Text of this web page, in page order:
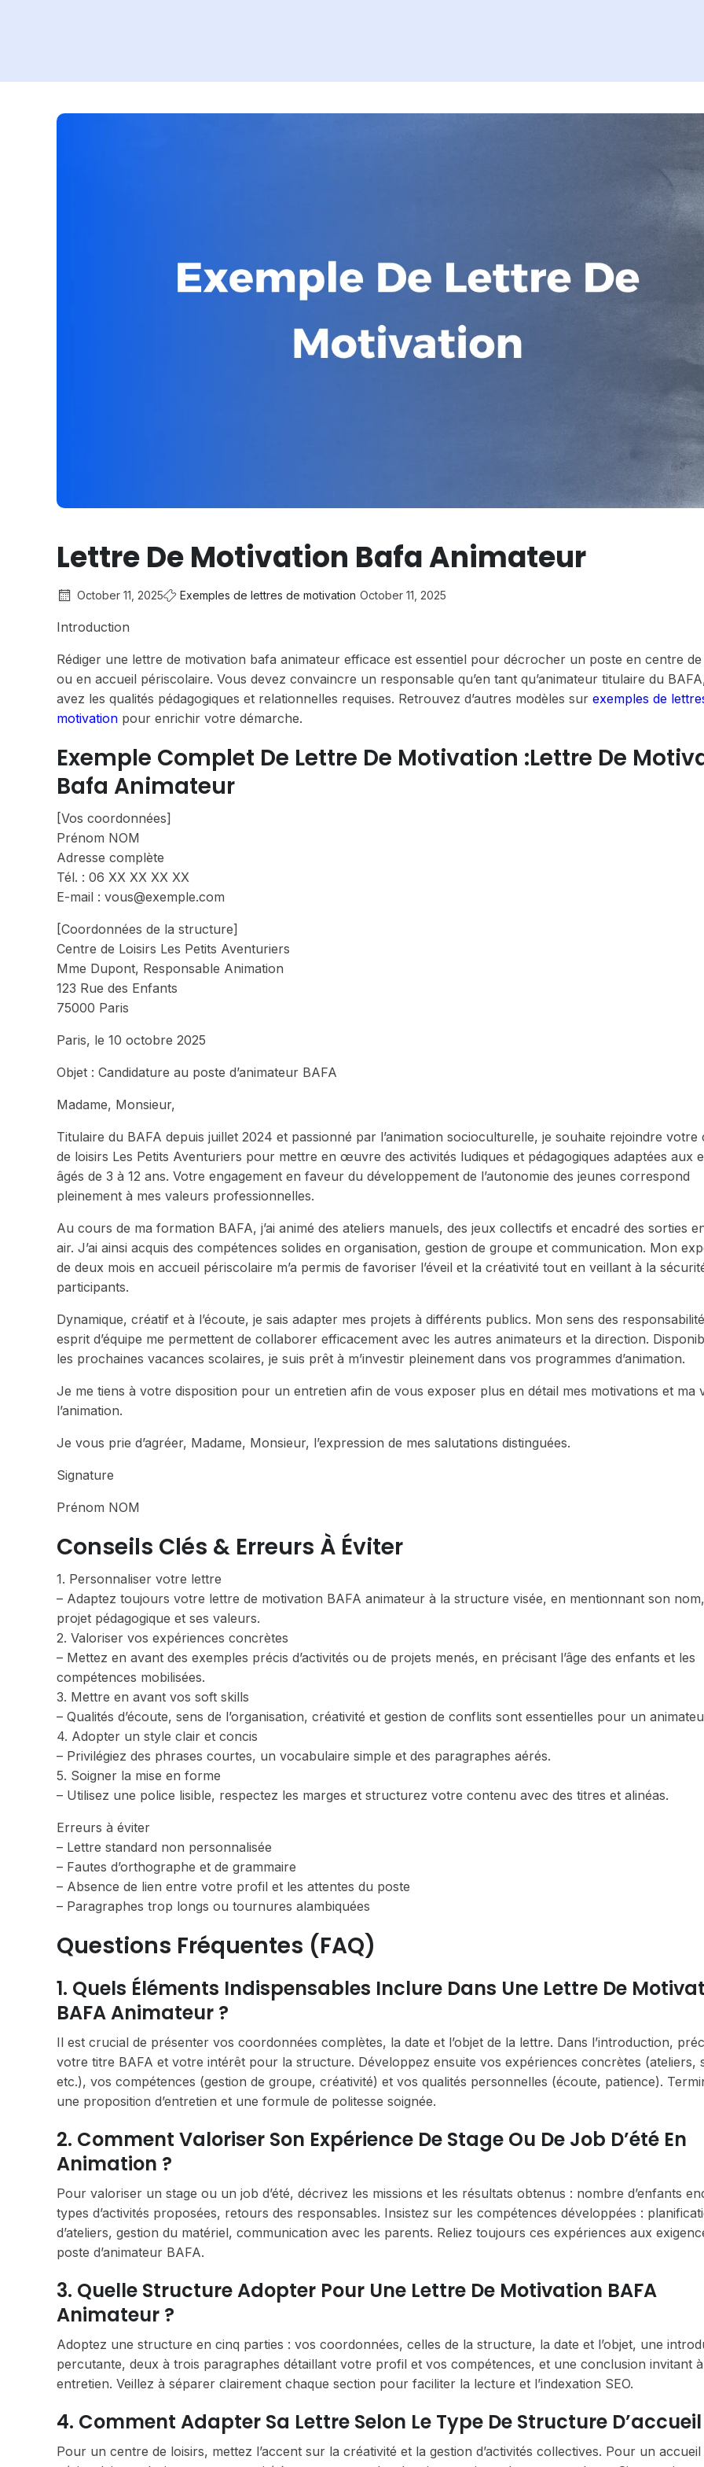
Lettre De Motivation Bafa Animateur
October 11, 2025 Exemples de lettres de motivation October 11, 2025
Introduction
Rédiger une lettre de motivation bafa animateur efficace est essentiel pour décrocher un poste en centre de
ou en accueil périscolaire. Vous devez convaincre un responsable qu’en tant qu’animateur titulaire du
avez les qualités pédagogiques et relationnelles requises. Retrouvez d’autres modèles sur exemples de
motivation pour enrichir votre démarche.
Exemple Complet De Lettre De Motivation :lettre De
Bafa Animateur
[Vos coordonnées]
Prénom NOM
Adresse complète
Tél. : 06 XX XX XX XX
E-mail : vous@exemple.com
[Coordonnées de la structure]
Centre de Loisirs Les Petits Aventuriers
Mme Dupont, Responsable Animation
123 Rue des Enfants
75000 Paris
Paris, le 10 octobre 2025
Objet : Candidature au poste d’animateur BAFA
Madame, Monsieur,
Titulaire du BAFA depuis juillet 2024 et passionné par l’animation socioculturelle, je souhaite rejoindre votre
de loisirs Les Petits Aventuriers pour mettre en œuvre des activités ludiques et pédagogiques adaptées aux
âgés de 3 à 12 ans. Votre engagement en faveur du développement de l’autonomie des jeunes correspond
pleinement à mes valeurs professionnelles.
Au cours de ma formation BAFA, j’ai animé des ateliers manuels, des jeux collectifs et encadré des sorties
air. J’ai ainsi acquis des compétences solides en organisation, gestion de groupe et communication. Mon
de deux mois en accueil périscolaire m’a permis de favoriser l’éveil et la créativité tout en veillant à la
participants.
Dynamique, créatif et à l’écoute, je sais adapter mes projets à différents publics. Mon sens des
esprit d’équipe me permettent de collaborer efficacement avec les autres animateurs et la direction.
les prochaines vacances scolaires, je suis prêt à m’investir pleinement dans vos programmes d’animation.
Je me tiens à votre disposition pour un entretien afin de vous exposer plus en détail mes motivations et ma
l’animation.
Je vous prie d’agréer, Madame, Monsieur, l’expression de mes salutations distinguées.
Signature
Prénom NOM
Conseils Clés & Erreurs À Éviter
1. Personnaliser votre lettre
– Adaptez toujours votre lettre de motivation BAFA animateur à la structure visée, en mentionnant son
projet pédagogique et ses valeurs.
2. Valoriser vos expériences concrètes
– Mettez en avant des exemples précis d’activités ou de projets menés, en précisant l’âge des enfants et les
compétences mobilisées.
3. Mettre en avant vos soft skills
– Qualités d’écoute, sens de l’organisation, créativité et gestion de conflits sont essentielles pour un
4. Adopter un style clair et concis
– Privilégiez des phrases courtes, un vocabulaire simple et des paragraphes aérés.
5. Soigner la mise en forme
– Utilisez une police lisible, respectez les marges et structurez votre contenu avec des titres et alinéas.
Erreurs à éviter
– Lettre standard non personnalisée
– Fautes d’orthographe et de grammaire
– Absence de lien entre votre profil et les attentes du poste
– Paragraphes trop longs ou tournures alambiquées
Questions Fréquentes (FAQ)
1. Quels Éléments Indispensables Inclure Dans Une Lettre De
BAFA Animateur ?
Il est crucial de présenter vos coordonnées complètes, la date et l’objet de la lettre. Dans l’introduction,
votre titre BAFA et votre intérêt pour la structure. Développez ensuite vos expériences concrètes (ateliers,
etc.), vos compétences (gestion de groupe, créativité) et vos qualités personnelles (écoute, patience).
une proposition d’entretien et une formule de politesse soignée.
2. Comment Valoriser Son Expérience De Stage Ou De Job D’été En
Animation ?
Pour valoriser un stage ou un job d’été, décrivez les missions et les résultats obtenus : nombre d’enfants
types d’activités proposées, retours des responsables. Insistez sur les compétences développées :
d’ateliers, gestion du matériel, communication avec les parents. Reliez toujours ces expériences aux
poste d’animateur BAFA.
3. Quelle Structure Adopter Pour Une Lettre De Motivation BAFA
Animateur ?
Adoptez une structure en cinq parties : vos coordonnées, celles de la structure, la date et l’objet, une
percutante, deux à trois paragraphes détaillant votre profil et vos compétences, et une conclusion invitant
entretien. Veillez à séparer clairement chaque section pour faciliter la lecture et l’indexation SEO.
4. Comment Adapter Sa Lettre Selon Le Type De Structure D’accueil
Pour un centre de loisirs, mettez l’accent sur la créativité et la gestion d’activités collectives. Pour un accueil